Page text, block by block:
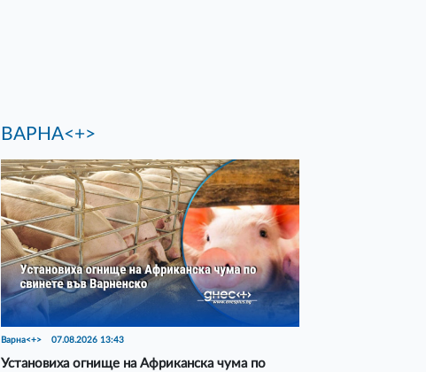
ВАРНА<+>
Варна<+> 07.08.2026 13:43
Установиха огнище на Африканска чума по